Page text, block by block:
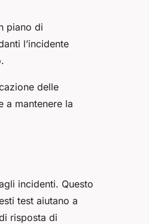
piano di
l’incidente
delle
a mantenere la
incidenti. Questo
test aiutano a
risposta di